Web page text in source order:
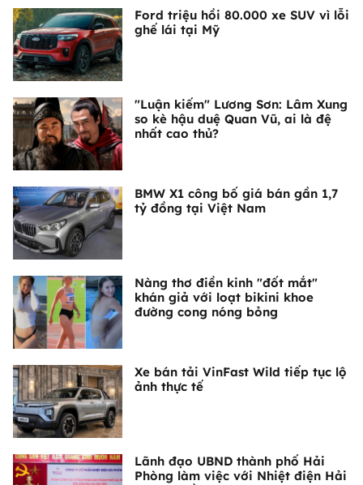
Ford triệu hồi 80.000 xe SUV vì lỗi
ghế lái tại Mỹ
"Luận kiếm" Lương Sơn: Lâm Xung
so kè hậu duệ Quan Vũ, ai là đệ
nhất cao thủ?
BMW X1 công bố giá bán gần 1,7
tỷ đồng tại Việt Nam
Nàng thơ điền kinh "đốt mắt"
khán giả với loạt bikini khoe
đường cong nóng bỏng
Xe bán tải VinFast Wild tiếp tục lộ
ảnh thực tế
Lãnh đạo UBND thành phố Hải
Phòng làm việc với Nhiệt điện Hải